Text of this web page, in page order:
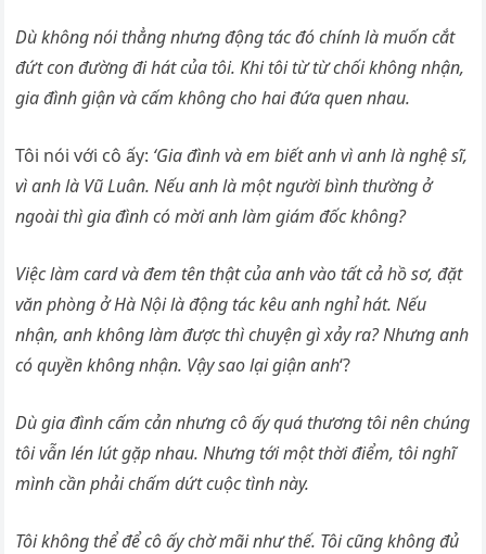
Dù không nói thẳng nhưng động tác đó chính là muốn cắt
đứt con đường đi hát của tôi. Khi tôi từ từ chối không nhận,
gia đình giận và cấm không cho hai đứa quen nhau.
Tôi nói với cô ấy: ‘Gia đình và em biết anh vì anh là nghệ sĩ,
vì anh là Vũ Luân. Nếu anh là một người bình thường ở
ngoài thì gia đình có mời anh làm giám đốc không?
Việc làm card và đem tên thật của anh vào tất cả hồ sơ, đặt
văn phòng ở Hà Nội là động tác kêu anh nghỉ hát. Nếu
nhận, anh không làm được thì chuyện gì xảy ra? Nhưng anh
có quyền không nhận. Vậy sao lại giận anh‘?
Dù gia đình cấm cản nhưng cô ấy quá thương tôi nên chúng
tôi vẫn lén lút gặp nhau. Nhưng tới một thời điểm, tôi nghĩ
mình cần phải chấm dứt cuộc tình này.
Tôi không thể để cô ấy chờ mãi như thế. Tôi cũng không đủ